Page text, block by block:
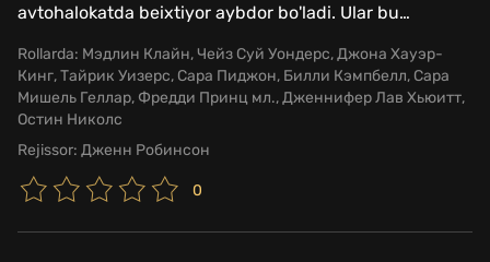
avtohalokatda beixtiyor aybdor bo'ladi. Ular bu…
Rollarda: Мэдлин Клайн, Чейз Суй Уондерс, Джона Хауэр-
Кинг, Тайрик Уизерс, Сара Пиджон, Билли Кэмпбелл, Сара
Мишель Геллар, Фредди Принц мл., Дженнифер Лав Хьюитт,
Остин Николс
Rejissor: Дженн Робинсон
0